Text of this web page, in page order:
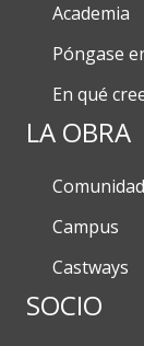
Academia
Póngase
En qué
LA OBRA
Campus
Castways
SOCIO